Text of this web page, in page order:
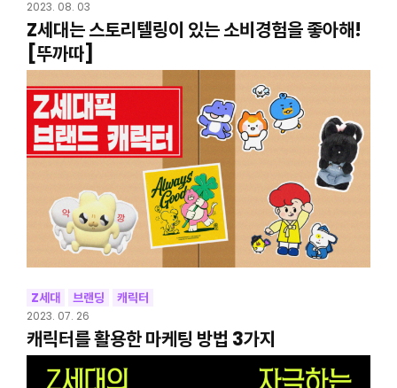
2023. 08. 03
Z세대는 스토리텔링이 있는 소비경험을 좋아해!
[뚜까따]
Z세대 브랜딩 캐릭터
2023. 07. 26
캐릭터를 활용한 마케팅 방법 3가지